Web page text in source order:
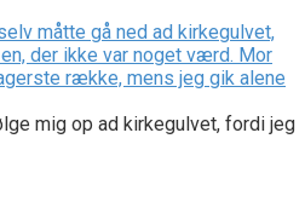
måtte gå ned ad kirkegulvet,
der ikke var noget værd. Mor
række, mens jeg gik alene
mig op ad kirkegulvet, fordi jeg